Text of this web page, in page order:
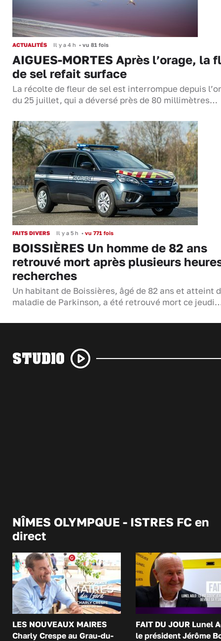
ACTUALITÉS Il y a 4 h • vu 81 fois
AIGUES-MORTES Après l’orage, la
de sel refait surface
La récolte de fleur de sel est interrompue depuis
du 25 juillet, qui a déversé près de 80 millimètres…
FAITS DIVERS Il y a 5 h • vu 771 fois
BOISSIÈRES Un homme de 82 ans
retrouvé mort après plusieurs
recherches
Un habitant de Boissières, âgé de 82 ans et atteint
maladie de Parkinson, a été retrouvé mort ce
STUDIO
NÎMES OLYMPQUE - ISTRES FC en
direct
LES NOUVEAUX MAIRES
Charly Crespe au Grau-du-
FAIT DU JOUR Lunel
le président Jérôme